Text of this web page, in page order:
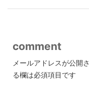
comment
メールアドレスが公開
る欄は必須項目です